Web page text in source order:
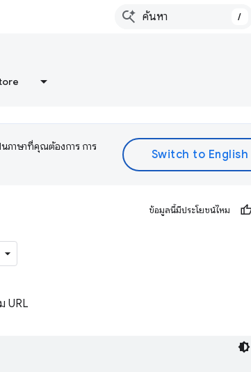
/
นภาษาที่คุณต้องการ การ
ข้อมูลนี้มีประโยชน์ไหม
URL